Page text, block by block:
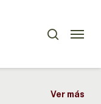
Menu
Ver más